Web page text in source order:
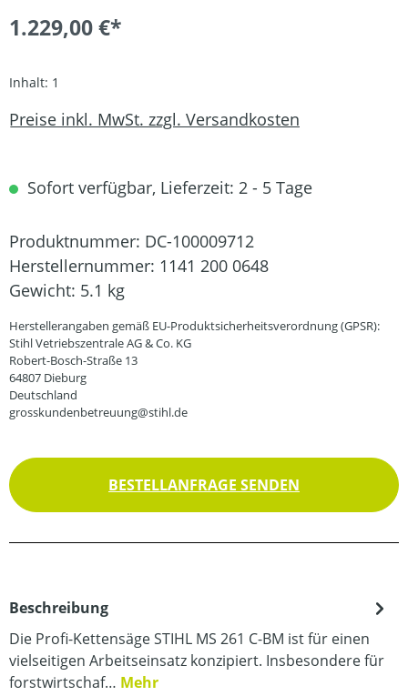
1.229,00 €*
Inhalt: 1
Preise inkl. MwSt. zzgl. Versandkosten
Sofort verfügbar, Lieferzeit: 2 - 5 Tage
Produktnummer: DC-100009712
Herstellernummer: 1141 200 0648
Gewicht: 5.1 kg
Herstellerangaben gemäß EU-Produktsicherheitsverordnung (GPSR):
Stihl Vetriebszentrale AG & Co. KG
Robert-Bosch-Straße 13
64807 Dieburg
Deutschland
grosskundenbetreuung@stihl.de
BESTELLANFRAGE SENDEN
Beschreibung
Die Profi-Kettensäge STIHL MS 261 C-BM ist für einen
vielseitigen Arbeitseinsatz konzipiert. Insbesondere für
forstwirtschaf… Mehr